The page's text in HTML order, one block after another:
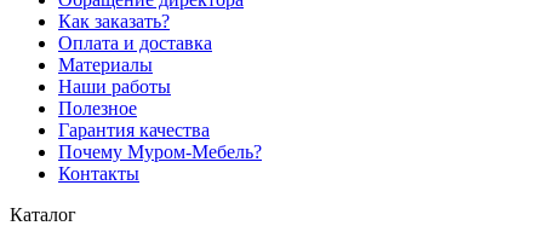
Как заказать?
Оплата и доставка
Материалы
Наши работы
Полезное
Гарантия качества
Почему Муром-Мебель?
Контакты
Каталог